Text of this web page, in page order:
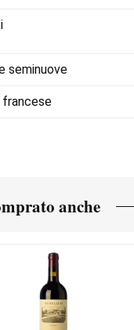
seminuove
francese
anche